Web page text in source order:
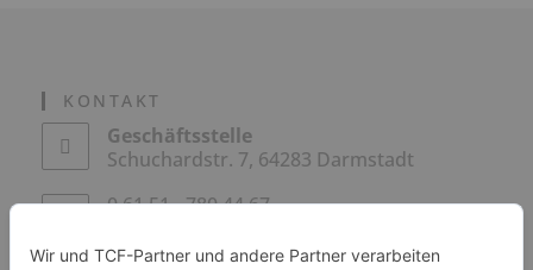
KONTAKT
Geschäftsstelle
Schuchardstr. 7, 64283 Darmstadt
0 61 51 - 780 44 67